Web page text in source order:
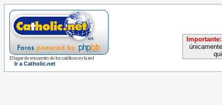
El lugar de encuentro de los católicos en la red
Ir a Catholic.net
Importante: